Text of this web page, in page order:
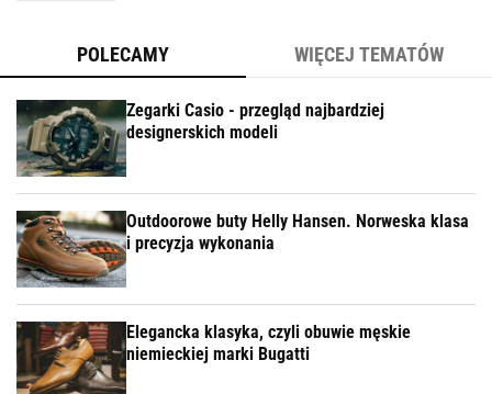
POLECAMY WIĘCEJ TEMATÓW
Zegarki Casio - przegląd najbardziej
designerskich modeli
Outdoorowe buty Helly Hansen. Norweska klasa
i precyzja wykonania
Elegancka klasyka, czyli obuwie męskie
niemieckiej marki Bugatti